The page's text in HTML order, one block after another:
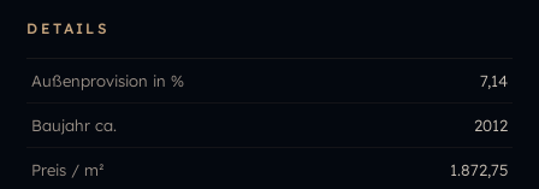
DETAILS
Außenprovision in % 7,14
Baujahr ca. 2012
Preis / m² 1.872,75